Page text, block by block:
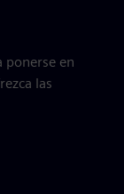
ponerse en
las